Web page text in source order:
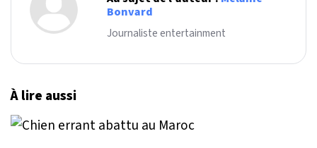
Bonvard
Journaliste entertainment
À lire aussi